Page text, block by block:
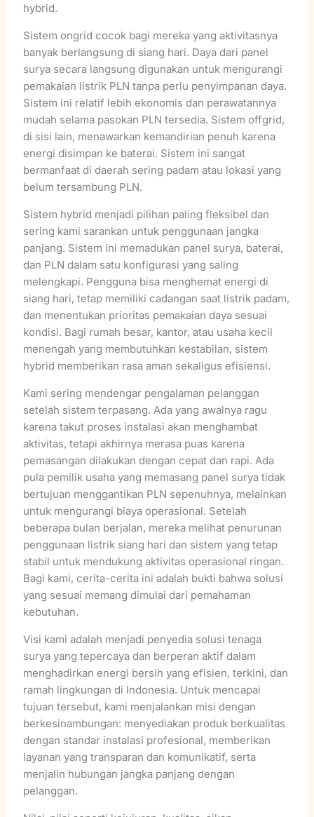
hybrid.
Sistem ongrid cocok bagi mereka yang aktivitasnya
banyak berlangsung di siang hari. Daya dari panel
surya secara langsung digunakan untuk mengurangi
pemakaian listrik PLN tanpa perlu penyimpanan daya.
Sistem ini relatif lebih ekonomis dan perawatannya
mudah selama pasokan PLN tersedia. Sistem offgrid,
di sisi lain, menawarkan kemandirian penuh karena
energi disimpan ke baterai. Sistem ini sangat
bermanfaat di daerah sering padam atau lokasi yang
belum tersambung PLN.
Sistem hybrid menjadi pilihan paling fleksibel dan
sering kami sarankan untuk penggunaan jangka
panjang. Sistem ini memadukan panel surya, baterai,
dan PLN dalam satu konfigurasi yang saling
melengkapi. Pengguna bisa menghemat energi di
siang hari, tetap memiliki cadangan saat listrik padam,
dan menentukan prioritas pemakaian daya sesuai
kondisi. Bagi rumah besar, kantor, atau usaha kecil
menengah yang membutuhkan kestabilan, sistem
hybrid memberikan rasa aman sekaligus efisiensi.
Kami sering mendengar pengalaman pelanggan
setelah sistem terpasang. Ada yang awalnya ragu
karena takut proses instalasi akan menghambat
aktivitas, tetapi akhirnya merasa puas karena
pemasangan dilakukan dengan cepat dan rapi. Ada
pula pemilik usaha yang memasang panel surya tidak
bertujuan menggantikan PLN sepenuhnya, melainkan
untuk mengurangi biaya operasional. Setelah
beberapa bulan berjalan, mereka melihat penurunan
penggunaan listrik siang hari dan sistem yang tetap
stabil untuk mendukung aktivitas operasional ringan.
Bagi kami, cerita-cerita ini adalah bukti bahwa solusi
yang sesuai memang dimulai dari pemahaman
kebutuhan.
Visi kami adalah menjadi penyedia solusi tenaga
surya yang tepercaya dan berperan aktif dalam
menghadirkan energi bersih yang efisien, terkini, dan
ramah lingkungan di Indonesia. Untuk mencapai
tujuan tersebut, kami menjalankan misi dengan
berkesinambungan: menyediakan produk berkualitas
dengan standar instalasi profesional, memberikan
layanan yang transparan dan komunikatif, serta
menjalin hubungan jangka panjang dengan
pelanggan.